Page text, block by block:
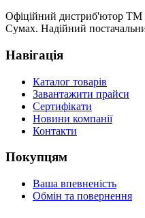
Офіційний дистриб'ютор ТМ
Сумах. Надійний
Навігація
Каталог товарів
Завантажити прайси
Сертифікати
Новини компанії
Контакти
Покупцям
Ваша впевненість
Обмін та повернення